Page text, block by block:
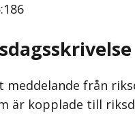
meddelande från
är kopplade till